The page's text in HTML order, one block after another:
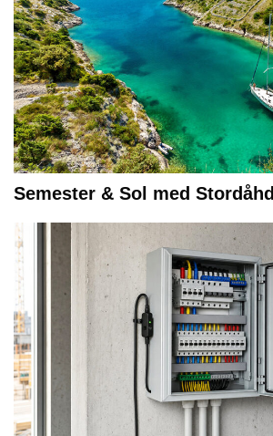
Semester & Sol med Stordåhd